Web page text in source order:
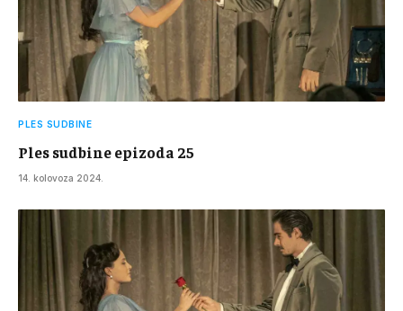
PLES SUDBINE
Ples sudbine epizoda 25
14. kolovoza 2024.